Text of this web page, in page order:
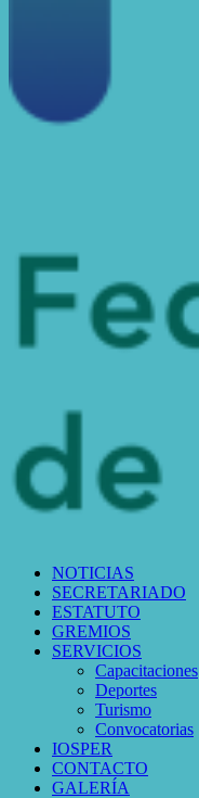
NOTICIAS
SECRETARIADO
ESTATUTO
GREMIOS
SERVICIOS
Capacitaciones
Deportes
Turismo
Convocatorias
IOSPER
CONTACTO
GALERÍA